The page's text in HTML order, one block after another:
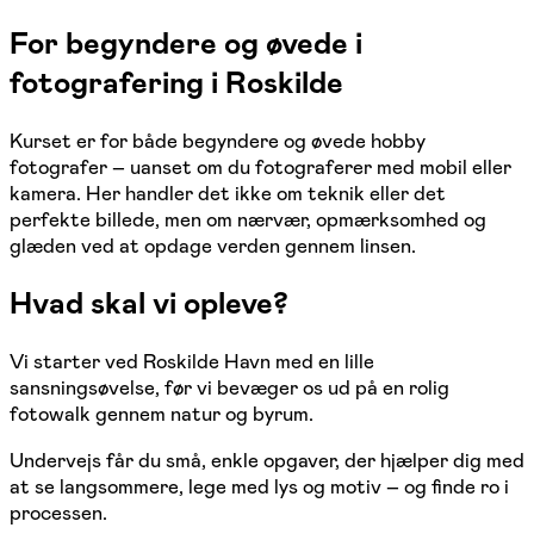
For begyndere og øvede i
fotografering i Roskilde
Kurset er for både begyndere og øvede hobby
fotografer – uanset om du fotograferer med mobil eller
kamera. Her handler det ikke om teknik eller det
perfekte billede, men om nærvær, opmærksomhed og
glæden ved at opdage verden gennem linsen.
Hvad skal vi opleve?
Vi starter ved Roskilde Havn med en lille
sansningsøvelse, før vi bevæger os ud på en rolig
fotowalk gennem natur og byrum.
Undervejs får du små, enkle opgaver, der hjælper dig med
at se langsommere, lege med lys og motiv – og finde ro i
processen.